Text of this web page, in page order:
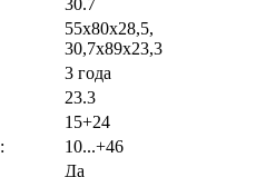
55x80x28,5,
30,7x89x23,3
3 года
23.3
15+24
:
10...+46
Да